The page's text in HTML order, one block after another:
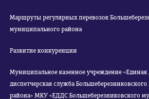
Маршруты регулярных перевозок
муниципального района
Развитие конкуренции
Муниципальное казенное учреждение «Единая
диспетчерская служба
района» МКУ «ЕДДС Большеберезниковского